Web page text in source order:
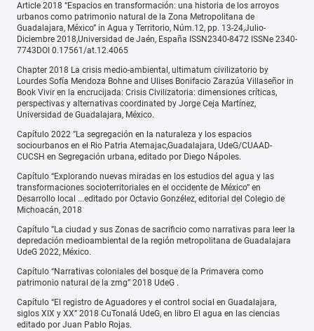
Article 2018 “Espacios en transformación: una historia de los arroyos
urbanos como patrimonio natural de la Zona Metropolitana de
Guadalajara, México” in Agua y Territorio, Núm.12, pp. 13-24,Julio-
Diciembre 2018,Universidad de Jaén, España ISSN2340-8472 ISSNe 2340-
7743DOI 0.17561/at.12.4065
Chapter 2018 La crisis medio-ambiental, ultimatum civilizatorio by
Lourdes Sofía Mendoza Bohne and Ulises Bonifacio Zarazúa Villaseñor in
Book Vivir en la encrucijada: Crisis Civilizatoria: dimensiones críticas,
perspectivas y alternativas coordinated by Jorge Ceja Martínez,
Universidad de Guadalajara, México.
Capítulo 2022 ”La segregación en la naturaleza y los espacios
sociourbanos en el Rio Patria Atemajac,Guadalajara, UdeG/CUAAD-
CUCSH en Segregación urbana, editado por Diego Nápoles.
Capítulo “Explorando nuevas miradas en los estudios del agua y las
transformaciones socioterritoriales en el occidente de México” en
Desarrollo local ...editado por Octavio Gonzélez, editorial del Colegio de
Michoacán, 2018
Capítulo ”La ciudad y sus Zonas de sacrificio como narrativas para leer la
depredación medioambiental de la región metropolitana de Guadalajara
UdeG 2022, México.
Capítulo “Narrativas coloniales del bosque de la Primavera como
patrimonio natural de la zmg” 2018 UdeG .
Capítulo “El registro de Aguadores y el control social en Guadalajara,
siglos XIX y XX” 2018 CuTonalá UdeG, en libro El agua en las ciencias
editado por Juan Pablo Rojas.